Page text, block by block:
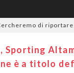
di riportare la
Sporting
è a titolo